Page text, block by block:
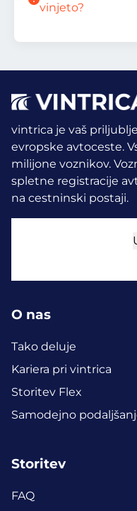
vinjeto?
vintrica je vaš
evropske avtoceste.
milijone voznikov.
spletne registracije
na cestninski postaji.
O nas
Tako deluje
Kariera pri vintrica
Storitev Flex
Samodejno
Storitev
FAQ